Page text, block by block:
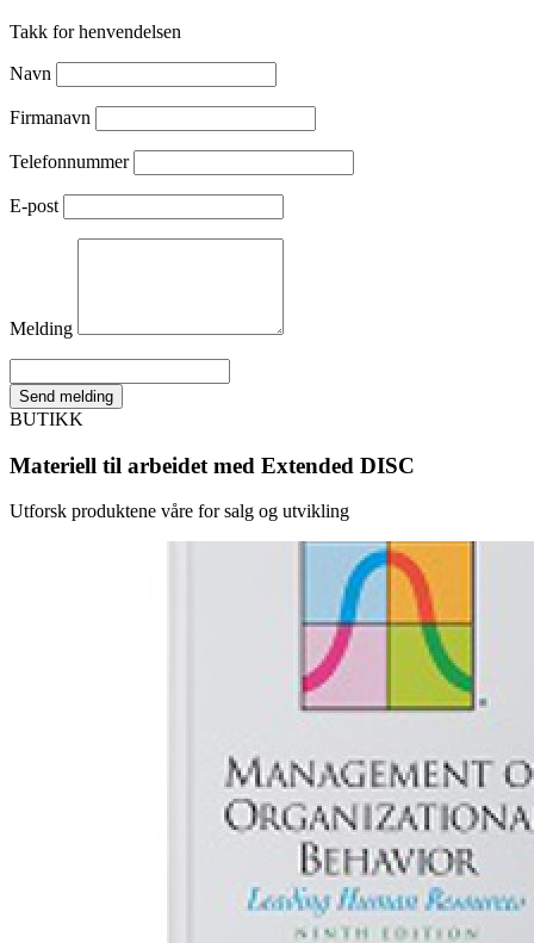
Takk for henvendelsen
Navn
Firmanavn
Telefonnummer
E-post
Melding
Send melding
BUTIKK
Materiell til arbeidet med Extended DISC
Utforsk produktene våre for salg og utvikling